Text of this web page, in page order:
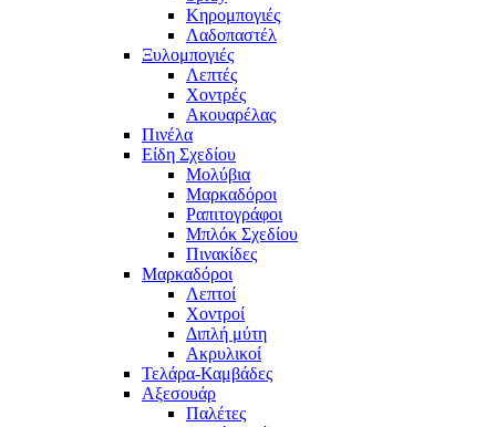
Κηρομπογιές
Λαδοπαστέλ
Ξυλομπογιές
Λεπτές
Χοντρές
Ακουαρέλας
Πινέλα
Είδη Σχεδίου
Μολύβια
Μαρκαδόροι
Ραπιτογράφοι
Μπλόκ Σχεδίου
Πινακίδες
Μαρκαδόροι
Λεπτοί
Χοντροί
Διπλή μύτη
Ακρυλικοί
Τελάρα-Καμβάδες
Αξεσουάρ
Παλέτες